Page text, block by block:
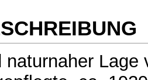
naturnaher Lage